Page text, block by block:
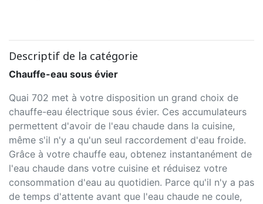
Descriptif de la catégorie
Chauffe-eau sous évier
Quai 702 met à votre disposition un grand choix de
chauffe-eau électrique sous évier. Ces accumulateurs
permettent d'avoir de l'eau chaude dans la cuisine,
même s'il n'y a qu'un seul raccordement d'eau froide.
Grâce à votre chauffe eau, obtenez instantanément de
l'eau chaude dans votre cuisine et réduisez votre
consommation d'eau au quotidien. Parce qu'il n'y a pas
de temps d'attente avant que l'eau chaude ne coule,